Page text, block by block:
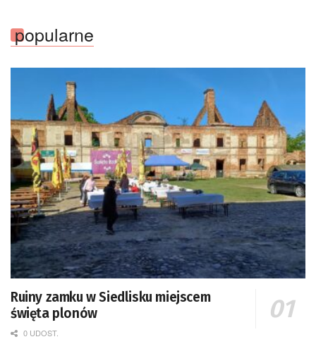
popularne
Ruiny zamku w Siedlisku miejscem
święta plonów
0 UDOST.